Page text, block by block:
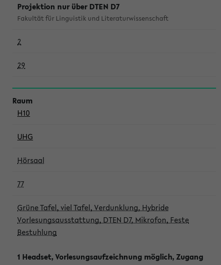
Projektion nur über DTEN D7
Fakultät für Linguistik und Literaturwissenschaft
2
29
H10
UHG
Hörsaal
77
Grüne Tafel, viel Tafel, Verdunklung, Hybride
Vorlesungsausstattung, DTEN D7, Mikrofon, Feste
Bestuhlung
1 Headset, Vorlesungsaufzeichnung möglich, Zugang